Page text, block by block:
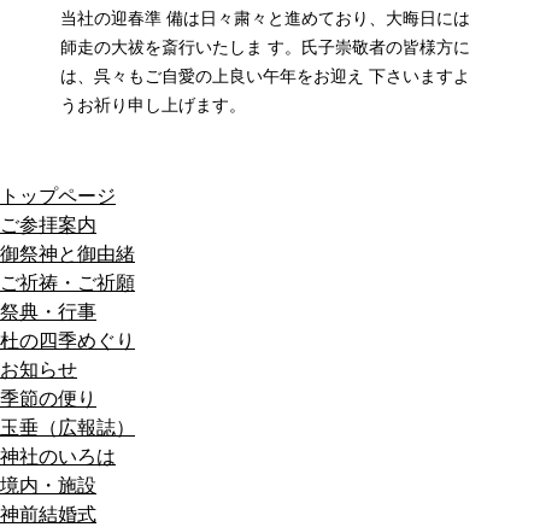
当社の迎春準 備は日々粛々と進めており、大晦日には
師走の大祓を斎行いたしま す。氏子崇敬者の皆様方に
は、呉々もご自愛の上良い午年をお迎え 下さいますよ
うお祈り申し上げます。
トップページ
ご参拝案内
御祭神と御由緒
ご祈祷・ご祈願
祭典・行事
杜の四季めぐり
お知らせ
季節の便り
玉垂（広報誌）
神社のいろは
境内・施設
神前結婚式